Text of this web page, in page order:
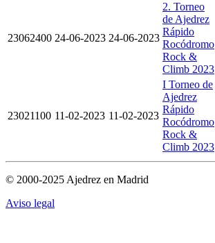
23062400 24-06-2023 24-06-2023
2. Torneo
de Ajedrez
Rápido
Rocódromo
Rock &
Climb 2023
23021100 11-02-2023 11-02-2023
I Torneo de
Ajedrez
Rápido
Rocódromo
Rock &
Climb 2023
© 2000-2025 Ajedrez en Madrid
Aviso legal